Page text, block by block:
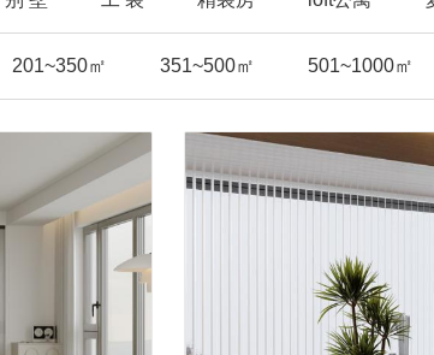
201~350㎡ 351~500㎡ 501~1000㎡